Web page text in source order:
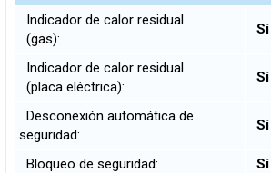
Indicador de calor residual
(gas):
Sí
Indicador de calor residual
(placa eléctrica):
Sí
Desconexión automática de
seguridad:
Sí
Bloqueo de seguridad:
Sí